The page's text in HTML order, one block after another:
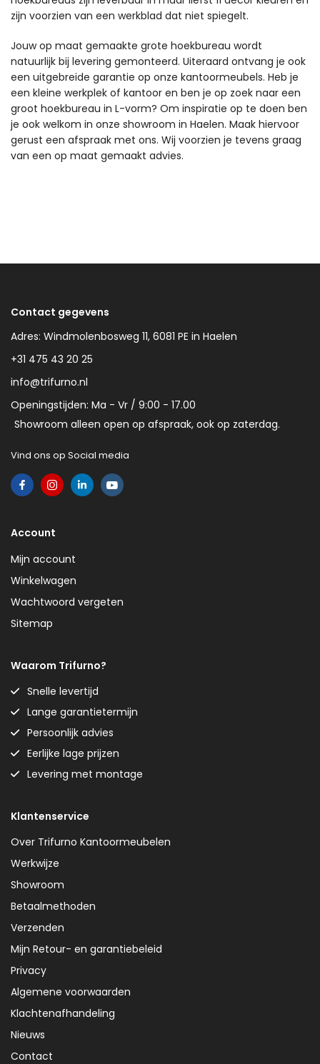
zijn voorzien van een werkblad dat niet spiegelt.
Jouw op maat gemaakte grote hoekbureau wordt
natuurlijk bij levering gemonteerd. Uiteraard ontvang je ook
een uitgebreide garantie op onze kantoormeubels. Heb je
een kleine werkplek of kantoor en ben je op zoek naar een
groot hoekbureau in L-vorm? Om inspiratie op te doen ben
je ook welkom in onze showroom in Haelen. Maak hiervoor
gerust een afspraak met ons. Wij voorzien je tevens graag
van een op maat gemaakt advies.
Contact gegevens
Adres: Windmolenbosweg 11, 6081 PE in Haelen
+31 475 43 20 25
info@trifurno.nl
Openingstijden: Ma - Vr / 9:00 - 17.00
Showroom alleen open op afspraak, ook op zaterdag.
Vind ons op Social media
Account
Mijn account
Winkelwagen
Wachtwoord vergeten
Sitemap
Waarom Trifurno?
Snelle levertijd
Lange garantietermijn
Persoonlijk advies
Eerlijke lage prijzen
Levering met montage
Klantenservice
Over Trifurno Kantoormeubelen
Werkwijze
Showroom
Betaalmethoden
Verzenden
Mijn Retour- en garantiebeleid
Privacy
Algemene voorwaarden
Klachtenafhandeling
Nieuws
Contact